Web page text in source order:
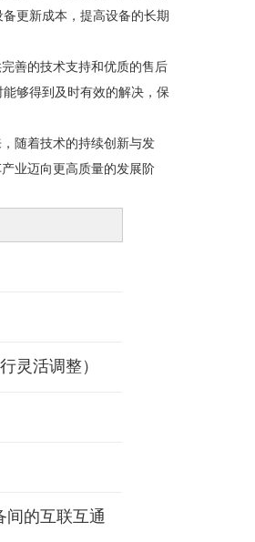
更新成本，提高设备的长期
善的技术支持和优质的售后
够得到及时有效的解决，保
随着技术的持续创新与发
业迈向更高质量的发展阶
灵活调整）
间的互联互通